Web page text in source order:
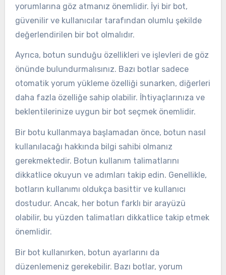
yorumlarına göz atmanız önemlidir. İyi bir bot,
güvenilir ve kullanıcılar tarafından olumlu şekilde
değerlendirilen bir bot olmalıdır.
Ayrıca, botun sunduğu özellikleri ve işlevleri de göz
önünde bulundurmalısınız. Bazı botlar sadece
otomatik yorum yükleme özelliği sunarken, diğerleri
daha fazla özelliğe sahip olabilir. İhtiyaçlarınıza ve
beklentilerinize uygun bir bot seçmek önemlidir.
Bir botu kullanmaya başlamadan önce, botun nasıl
kullanılacağı hakkında bilgi sahibi olmanız
gerekmektedir. Botun kullanım talimatlarını
dikkatlice okuyun ve adımları takip edin. Genellikle,
botların kullanımı oldukça basittir ve kullanıcı
dostudur. Ancak, her botun farklı bir arayüzü
olabilir, bu yüzden talimatları dikkatlice takip etmek
önemlidir.
Bir bot kullanırken, botun ayarlarını da
düzenlemeniz gerekebilir. Bazı botlar, yorum